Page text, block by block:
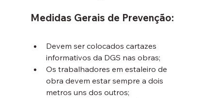
Medidas Gerais de Prevenção:
Devem ser colocados cartazes
informativos da DGS nas obras;
Os trabalhadores em estaleiro de
obra devem estar sempre a dois
metros uns dos outros;